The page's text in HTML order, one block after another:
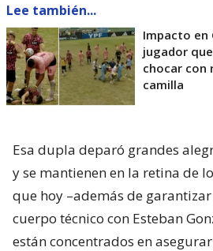
Lee también...
Impacto en
jugador
chocar con
camilla
Esa dupla deparó grandes
y se mantienen en la retina de
que hoy –además de
cuerpo técnico con Esteban
están concentrados en